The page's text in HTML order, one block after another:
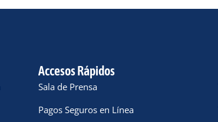
Accesos Rápidos
Sala de Prensa
Pagos Seguros en Línea